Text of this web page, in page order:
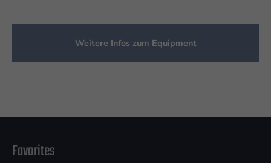
Weitere Infos zum Equipment
Favorites